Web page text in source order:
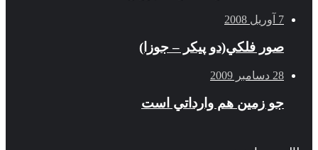
7 آوریل 2008
صور فلكي(دو پیکر – جوزا)
28 دسامبر 2009
جو زمين هم وارداتي است